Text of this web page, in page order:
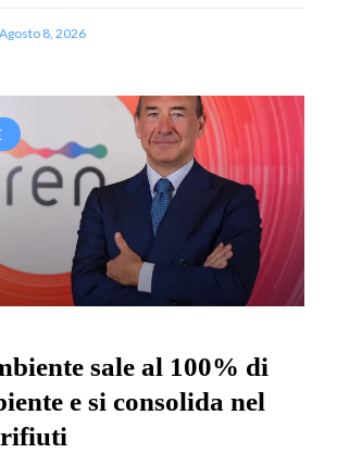
Agosto 8, 2026
sale al 100% di
e si consolida nel
rifiuti